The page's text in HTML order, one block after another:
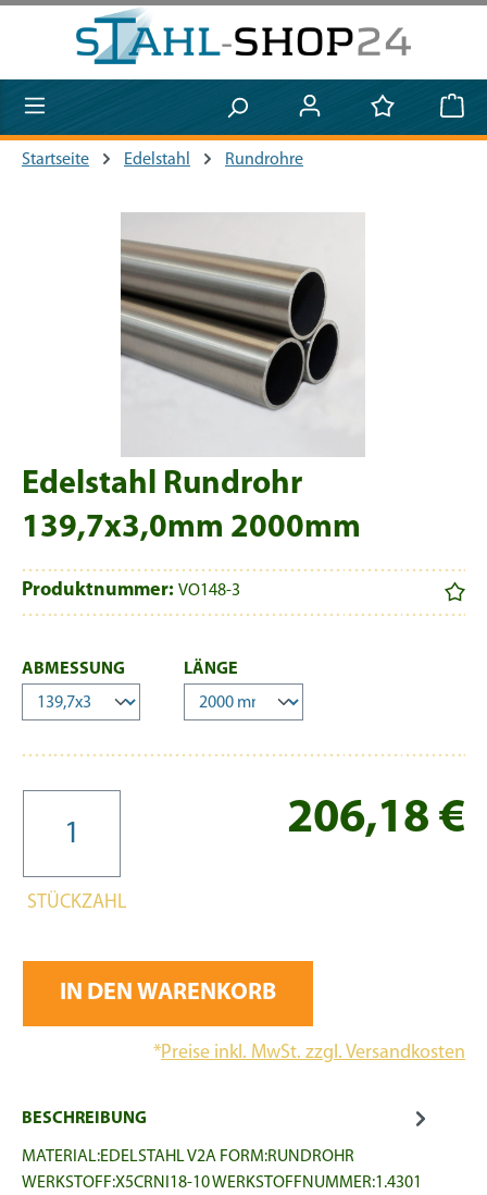
Zum Hauptinhalt springen
Startseite Edelstahl Rundrohre
Edelstahl Rundrohr
139,7x3,0mm 2000mm
Produktnummer: VO148-3
ABMESSUNG AUSWÄHLEN
LÄNGE
206,18 €
STÜCKZAHL
IN DEN WARENKORB
*Preise inkl. MwSt. zzgl. Versandkosten
BESCHREIBUNG
MATERIAL:EDELSTAHL V2A FORM:RUNDROHR
WERKSTOFF:X5CRNI18-10 WERKSTOFFNUMMER:1.4301